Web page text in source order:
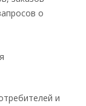
о
и